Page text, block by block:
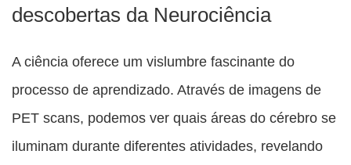
descobertas da Neurociência
A ciência oferece um vislumbre fascinante do
processo de aprendizado. Através de imagens de
PET scans, podemos ver quais áreas do cérebro se
iluminam durante diferentes atividades, revelando